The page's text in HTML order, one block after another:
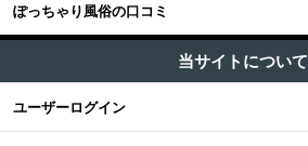
五反田・品川・渋谷・蒲田
新橋・汐留・銀座・六本木・赤坂
上野・鶯谷・神田・秋葉原・日暮里
神奈川県
茨城県
大阪府
兵庫県
東海・北陸・甲信越全域
静岡県
中国・四国版TOP
中国・四国全域
+九州・沖縄
九州・沖縄版TOP
ピンサロ (1)
エステ・回春 (1)
ぽっちゃり風俗の口コミ
当サイトについて
ユーザーログイン